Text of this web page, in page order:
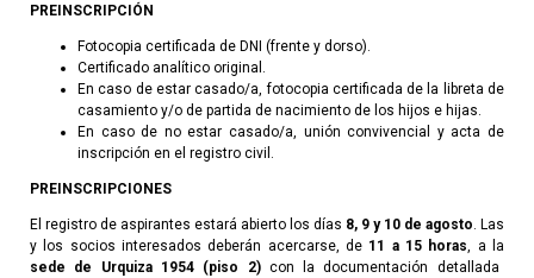
PREINSCRIPCIÓN
Fotocopia certificada de DNI (frente y dorso).
Certificado analítico original.
En caso de estar casado/a, fotocopia certificada de la libreta de
casamiento y/o de partida de nacimiento de los hijos e hijas.
En caso de no estar casado/a, unión convivencial y acta de
inscripción en el registro civil.
PREINSCRIPCIONES
El registro de aspirantes estará abierto los días 8, 9 y 10 de agosto . Las
y los socios interesados deberán acercarse, de 11 a 15 horas , a la
sede de Urquiza 1954 (piso 2)con la documentación detallada